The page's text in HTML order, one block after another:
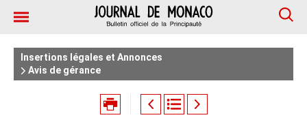
Insertions légales et Annonces
Avis de gérance